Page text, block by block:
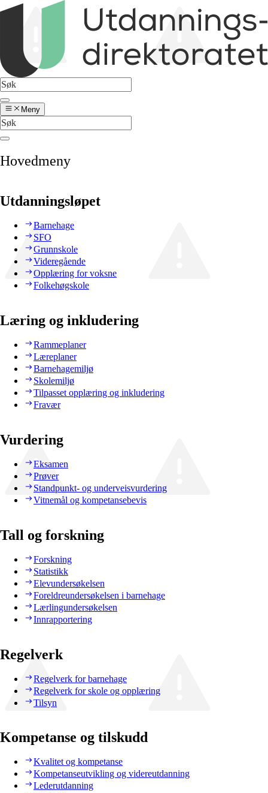
Meny
Hovedmeny
Utdanningsløpet
Barnehage
SFO
Grunnskole
Videregående
Opplæring for voksne
Folkehøgskole
Læring og inkludering
Rammeplaner
Læreplaner
Barnehagemiljø
Skolemiljø
Tilpasset opplæring og inkludering
Fravær
Vurdering
Eksamen
Prøver
Standpunkt- og underveisvurdering
Vitnemål og kompetansebevis
Tall og forskning
Forskning
Statistikk
Elevundersøkelsen
Foreldreundersøkelsen i barnehage
Lærlingundersøkelsen
Innrapportering
Regelverk
Regelverk for barnehage
Regelverk for skole og opplæring
Tilsyn
Kompetanse og tilskudd
Kvalitet og kompetanse
Kompetanseutvikling og videreutdanning
Lederutdanning